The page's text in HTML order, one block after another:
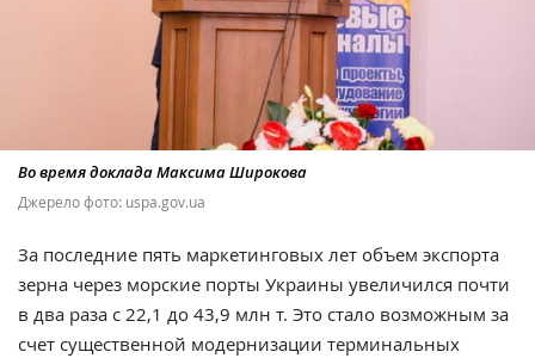
Во время доклада Максима Широкова
Джерело фото: uspa.gov.ua
За последние пять маркетинговых лет объем экспорта
зерна через морские порты Украины увеличился почти
в два раза с 22,1 до 43,9 млн т. Это стало возможным за
счет существенной модернизации терминальных